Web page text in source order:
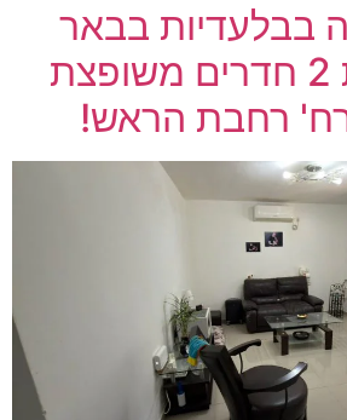
בבלעדיות בבאר
שבע – דירת 2 חדרים משופצת
רחבת הראש!